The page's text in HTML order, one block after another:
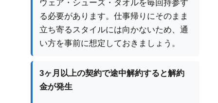
ウェア・シューズ・タオルを毎回持参す
る必要があります。仕事帰りにそのまま
立ち寄るスタイルには向かないため、通
い方を事前に想定しておきましょう。
3ヶ月以上の契約で途中解約すると解約
金が発生